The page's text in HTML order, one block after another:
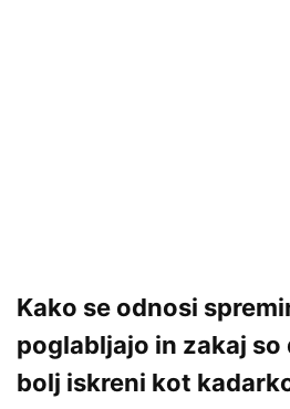
Kako se odnosi
poglabljajo in zakaj
bolj iskreni kot